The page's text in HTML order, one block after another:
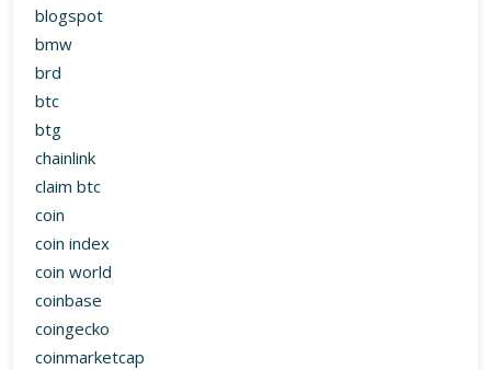
blogspot
bmw
brd
btc
btg
chainlink
claim btc
coin
coin index
coin world
coinbase
coingecko
coinmarketcap